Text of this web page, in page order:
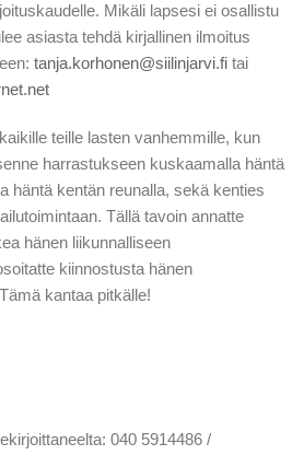
Mikäli lapsesi ei osallistu
asiasta tehdä kirjallinen ilmoitus
tanja.korhonen@siilinjarvi.fi tai
teille lasten vanhemmille, kun
harrastukseen kuskaamalla häntä
häntä kentän reunalla, sekä kenties
Tällä tavoin annatte
hänen liikunnalliseen
kiinnostusta hänen
kantaa pitkälle!
040 5914486 /